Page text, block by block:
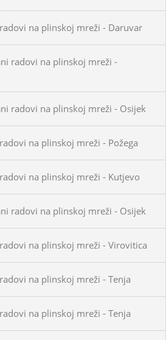
na plinskoj mreži - Daruvar
radovi na plinskoj mreži -
radovi na plinskoj mreži - Osijek
na plinskoj mreži - Požega
na plinskoj mreži - Kutjevo
radovi na plinskoj mreži - Osijek
na plinskoj mreži - Virovitica
na plinskoj mreži - Tenja
na plinskoj mreži - Tenja